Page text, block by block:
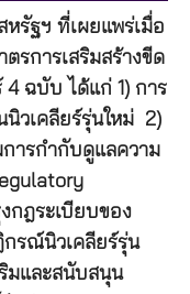
รัฐฯ ที่เผยแพร่เมื่อ
รการเสริมสร้างขีด
4 ฉบับ ได้แก่ 1) การ
วเคลียร์รุ่นใหม่ 2)
ารกำกับดูแลความ
กฎระเบียบของ
รณ์นิวเคลียร์รุ่น
ริมและสนับสนุน